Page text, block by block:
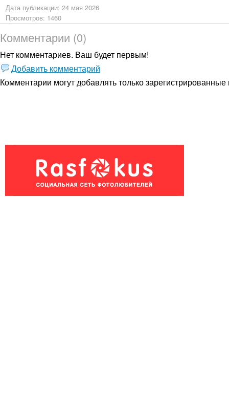
Дата публикации: 24 мая 2026
Просмотров: 1460
Комментарии (0)
Нет комментариев. Ваш будет первым!
Добавить комментарий
Комментарии могут добавлять толькозарегистрированные